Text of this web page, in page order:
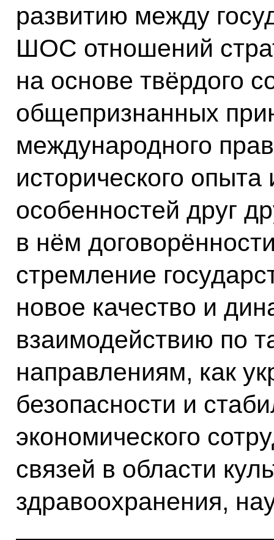
развитию между
ШОС отношений
на основе твёрдого
общепризнанных
международного
исторического
особенностей друг
в нём
стремление
новое качество и
взаимодействию по
направлениям, как
безопасности и
экономического
связей в области
здравоохранения,